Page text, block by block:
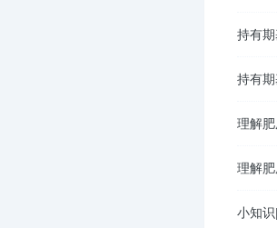
持有期
持有
理解
理解
小知